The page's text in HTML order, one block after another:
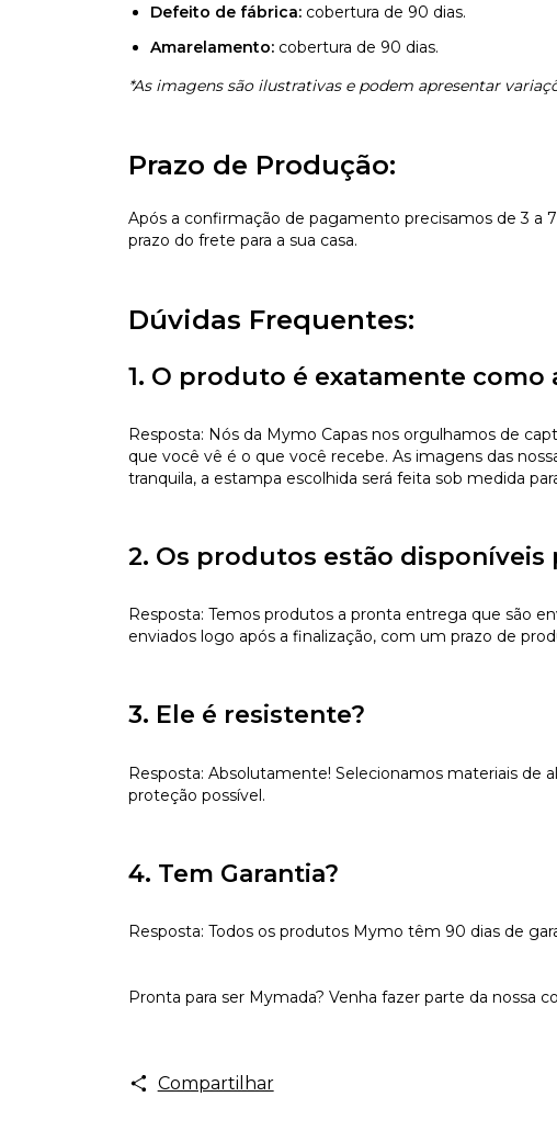
Defeito de fábrica: cobertura de 90 dias.
Amarelamento: cobertura de 90 dias.
*As imagens são ilustrativas e podem apresentar
Prazo de Produção:
Após a confirmação de pagamento precisamos de 3 a
prazo do frete para a sua casa.
Dúvidas Frequentes:
1. O produto é exatamente como
Resposta: Nós da Mymo Capas nos orgulhamos de
que você vê é o que você recebe. As imagens das
tranquila, a estampa escolhida será feita sob medida
2. Os produtos estão disponíveis
Resposta: Temos produtos a pronta entrega que são
enviados logo após a finalização, com um prazo de
3. Ele é resistente?
Resposta: Absolutamente! Selecionamos materiais de
proteção possível.
4. Tem Garantia?
Resposta: Todos os produtos Mymo têm 90 dias de
Pronta para ser Mymada? Venha fazer parte da nossa
Compartilhar